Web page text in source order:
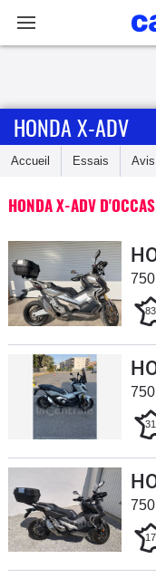
Accueil
Equipement
Avis
Forum
Scooters
Marques
Services
HONDA X-ADV
Accueil Essais Avis
HONDA X-ADV
750
83
750
31
750
17